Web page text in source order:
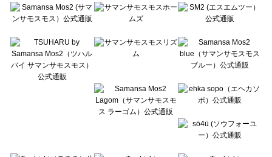
Te chichi（テチチ）の時計一覧
Te chichi CLASSIC（テチチ クラシック）の時計一覧
Lugnoncure（ルノンキュール）の時計一覧
BETTY'S BLUE（べティーズブルー）の時計一覧
Wpc.（ワールドパーティー）の時計一覧